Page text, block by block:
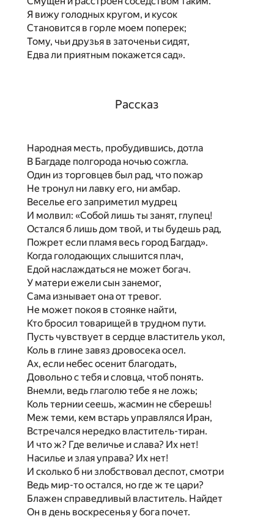
Я вижу голодных кругом, и кусок
Становится в горле моем поперек;
Тому, чьи друзья в заточеньи сидят,
Едва ли приятным покажется сад».
Рассказ
Народная месть, пробудившись, дотла
В Багдаде полгорода ночью сожгла.
Один из торговцев был рад, что пожар
Не тронул ни лавку его, ни амбар.
Веселье его заприметил мудрец
И молвил: «Собой лишь ты занят, глупец!
Остался б лишь дом твой, и ты будешь рад,
Пожрет если пламя весь город Багдад».
Когда голодающих слышится плач,
Едой наслаждаться не может богач.
У матери ежели сын занемог,
Сама изнывает она от тревог.
Не может покоя в стоянке найти,
Кто бросил товарищей в трудном пути.
Пусть чувствует в сердце властитель укол,
Коль в глине завяз дровосека осел.
Ах, если небес осенит благодать,
Довольно с тебя и словца, чтоб понять.
Внемли, ведь глаголю тебе я не ложь;
Коль тернии сеешь, жасмин не сберешь!
Меж теми, кем встарь управлялся Иран,
Встречался нередко властитель-тиран.
И что ж? Где величье и слава? Их нет!
Насилье и злая управа? Их нет!
И сколько б ни злобствовал деспот, смотри
Ведь мир-то остался, но где ж те цари?
Блажен справедливый властитель. Найдет
Он в день воскресенья у бога почет.